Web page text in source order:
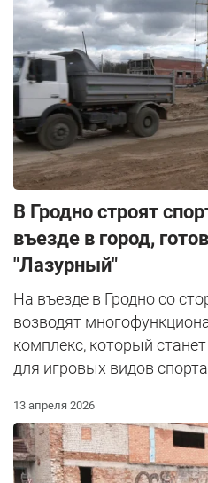
В Гродно строят
въезде в город,
"Лазурный"
На въезде в Гродно со
возводят
комплекс, который
для игровых видов
13 апреля 2026